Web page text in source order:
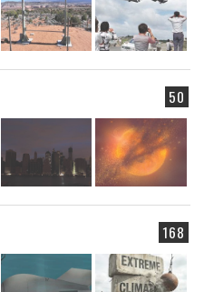
50
168